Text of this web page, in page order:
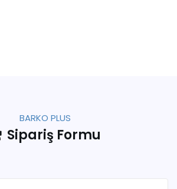
BARKO PLUS
Sipariş Formu